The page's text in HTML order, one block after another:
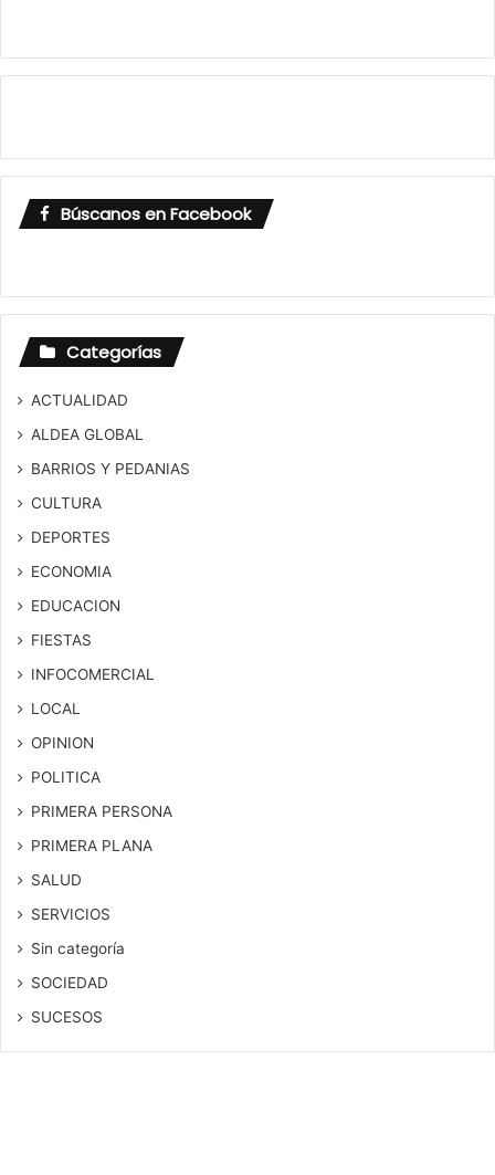
Búscanos en Facebook
Categorías
ACTUALIDAD
ALDEA GLOBAL
BARRIOS Y PEDANIAS
CULTURA
DEPORTES
ECONOMIA
EDUCACION
FIESTAS
INFOCOMERCIAL
LOCAL
OPINION
POLITICA
PRIMERA PERSONA
PRIMERA PLANA
SALUD
SERVICIOS
Sin categoría
SOCIEDAD
SUCESOS